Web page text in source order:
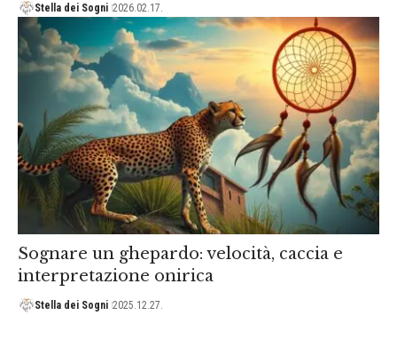
Stella dei Sogni 2026.02.17.
Sognare un ghepardo: velocità, caccia e
interpretazione onirica
Stella dei Sogni 2025.12.27.